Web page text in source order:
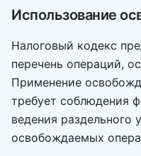
Использование
Налоговый кодекс
перечень операций,
Применение
требует соблюдения
ведения раздельного
освобождаемых